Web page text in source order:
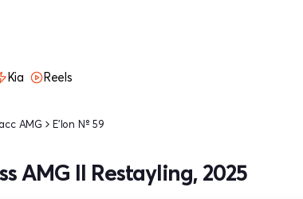
Kia Reels
AMG E'lon № 59
AMG II Restayling, 2025